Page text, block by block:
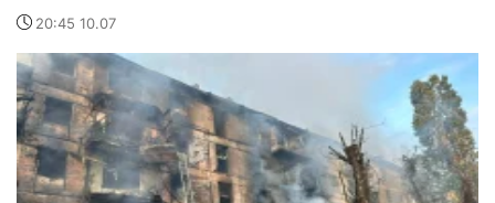
20:45 10.07